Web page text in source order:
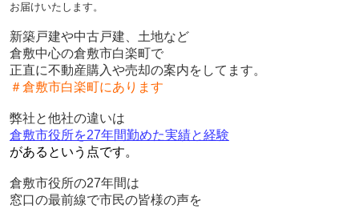
お届けいたします。
新築戸建や中古戸建、土地など
倉敷中心の倉敷市白楽町で
正直に不動産購入や売却の案内をしてます。
＃倉敷市白楽町にあります
弊社と他社の違いは
倉敷市役所を27年間勤めた実績と経験
があるという点です。
倉敷市役所の27年間は
窓口の最前線で市民の皆様の声を